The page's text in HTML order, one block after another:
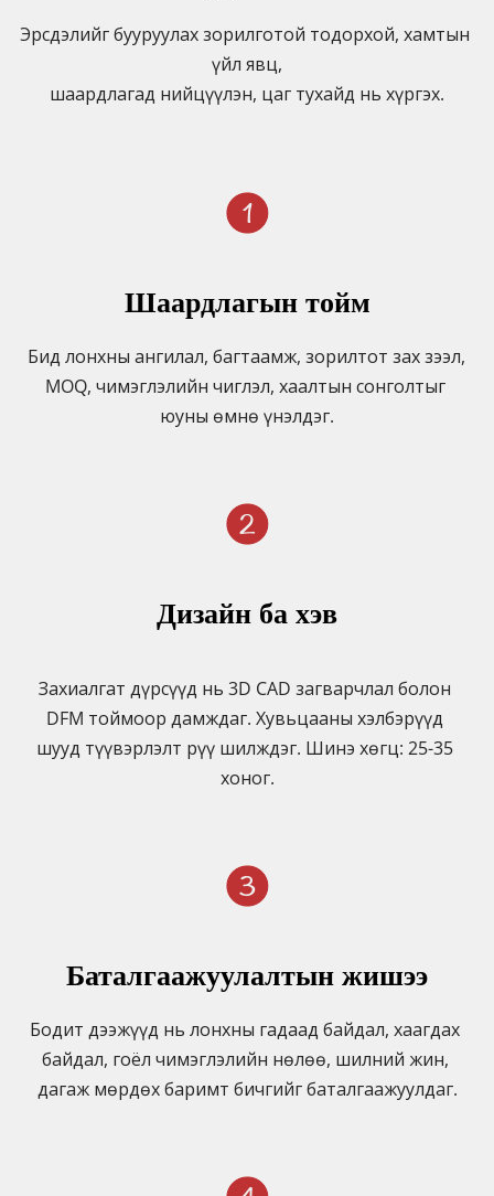
Эрсдэлийг бууруулах зорилготой тодорхой, хамтын
үйл явц,
шаардлагад нийцүүлэн, цаг тухайд нь хүргэх.
Шаардлагын тойм
Бид лонхны ангилал, багтаамж, зорилтот зах зээл,
MOQ, чимэглэлийн чиглэл, хаалтын сонголтыг
юуны өмнө үнэлдэг.
Дизайн ба хэв
Захиалгат дүрсүүд нь 3D CAD загварчлал болон
DFM тоймоор дамждаг. Хувьцааны хэлбэрүүд
шууд түүвэрлэлт рүү шилждэг. Шинэ хөгц: 25-35
хоног.
Баталгаажуулалтын жишээ
Бодит дээжүүд нь лонхны гадаад байдал, хаагдах
байдал, гоёл чимэглэлийн нөлөө, шилний жин,
дагаж мөрдөх баримт бичгийг баталгаажуулдаг.